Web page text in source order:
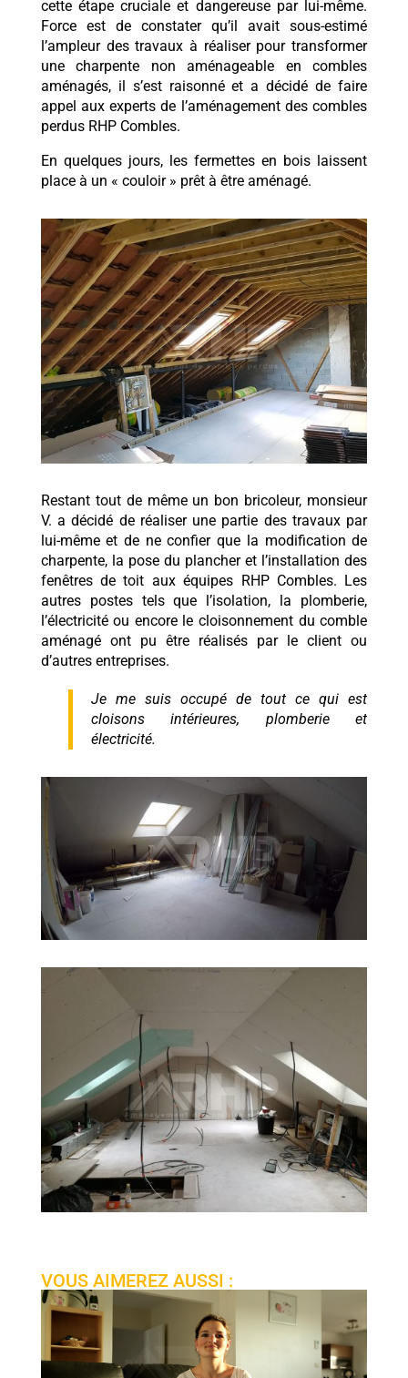
cette étape cruciale et dangereuse par lui-même.
Force est de constater qu’il avait sous-estimé
l’ampleur des travaux à réaliser pour transformer
une charpente non aménageable en combles
aménagés, il s’est raisonné et a décidé de faire
appel aux experts de l’aménagement des combles
perdus RHP Combles.
En quelques jours, les fermettes en bois laissent
place à un « couloir » prêt à être aménagé.
Restant tout de même un bon bricoleur, monsieur
V. a décidé de réaliser une partie des travaux par
lui-même et de ne confier que la modification de
charpente, la pose du plancher et l’installation des
fenêtres de toit aux équipes RHP Combles. Les
autres postes tels que l’isolation, la plomberie,
l’électricité ou encore le cloisonnement du comble
aménagé ont pu être réalisés par le client ou
d’autres entreprises.
Je me suis occupé de tout ce qui est
cloisons intérieures, plomberie et
électricité.
VOUS AIMEREZ AUSSI :